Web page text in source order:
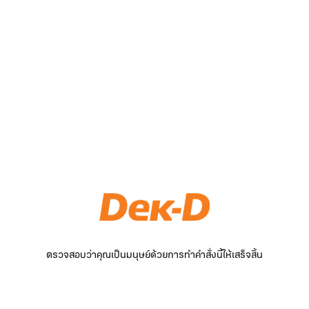
ตรวจสอบว่าคุณเป็นมนุษย์ด้วยการทำคำสั่งนี้ให้เสร็จสิ้น